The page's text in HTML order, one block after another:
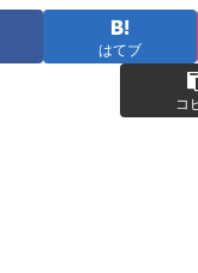
はてブ
コ